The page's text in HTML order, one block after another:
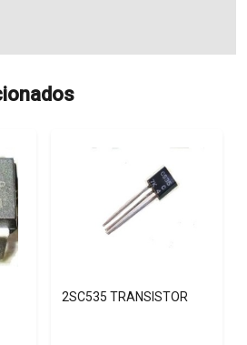
2SC535 TRANSISTOR